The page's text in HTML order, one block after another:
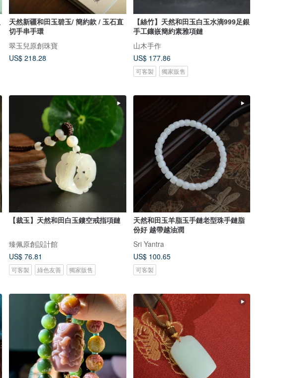
天然新疆和田玉碧玉/ 簡約款 / 玉石直
切手串手環
翠玉兒原創珠寶
US$ 218.28
【絲竹】天然和田玉白玉水滴999足銀
手工鑲嵌簡約素雅項鏈
山木手作
US$ 177.86
可客製 獨家販售
【裁玉】天然和田白玉鏤空戒指項鏈
臻佩原創設計館
US$ 76.81
可客製 綠色友善 獨家販售
天然和田玉羊脂玉手鏈老型珠手鏈脂
份好 越帶越油潤
Sri Yantra
US$ 100.65
可客製